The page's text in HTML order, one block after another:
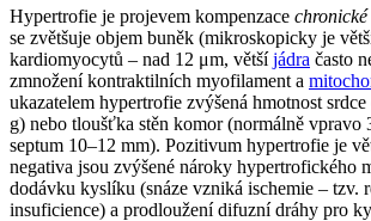
Hypertrofie je projevem kompenzace chronické
se zvětšuje objem buněk (mikroskopicky je
kardiomyocytů – nad 12 μm, většíjádra často
zmnožení kontraktilních myofilament a
ukazatelem hypertrofie zvýšená hmotnost
g) nebo tloušťka stěn komor (normálně vpravo
septum 10–12 mm). Pozitivum hypertrofie je
negativa jsou zvýšené nároky hypertrofického
dodávku kyslíku (snáze vzniká ischemie – tzv.
insuficience) a prodloužení difuzní dráhy pro